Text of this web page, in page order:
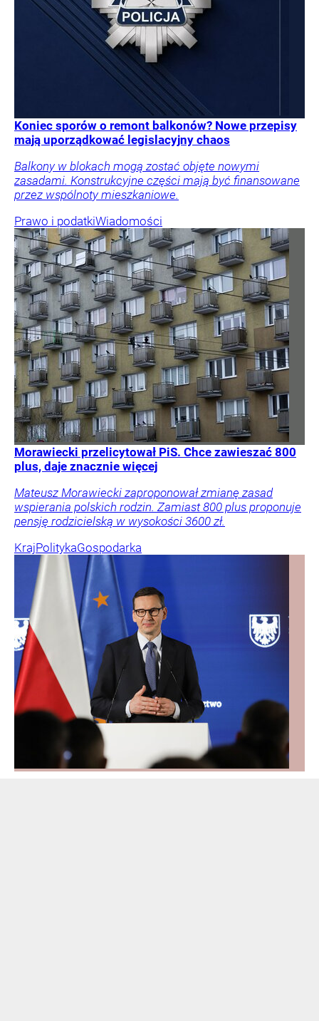
Koniec sporów o remont balkonów? Nowe przepisy
mają uporządkować legislacyjny chaos
Balkony w blokach mogą zostać objęte nowymi
zasadami. Konstrukcyjne części mają być finansowane
przez wspólnoty mieszkaniowe.
Prawo i podatkiWiadomości
Morawiecki przelicytował PiS. Chce zawieszać 800
plus, daje znacznie więcej
Mateusz Morawiecki zaproponował zmianę zasad
wspierania polskich rodzin. Zamiast 800 plus proponuje
pensję rodzicielską w wysokości 3600 zł.
KrajPolitykaGospodarka